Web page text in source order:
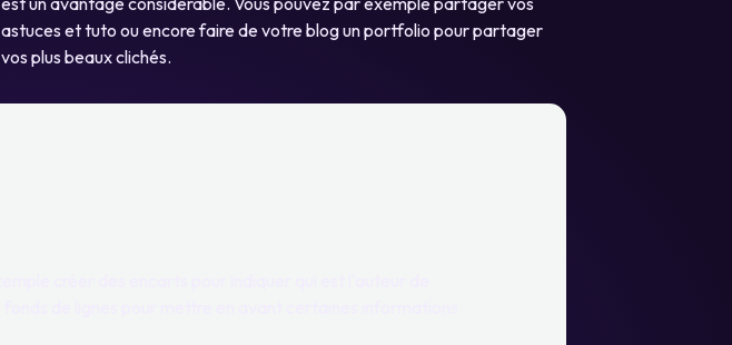
astuces et tuto ou encore faire de votre blog un portfolio pour partager
vos plus beaux clichés.